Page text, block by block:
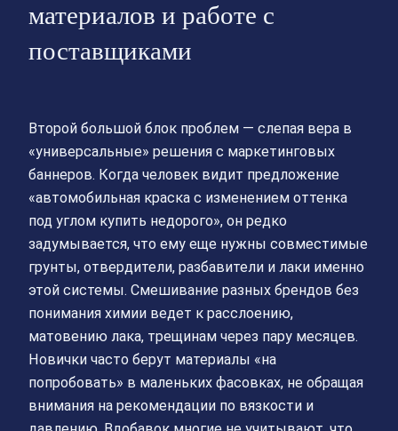
материалов и работе с
поставщиками
Второй большой блок проблем — слепая вера в
«универсальные» решения с маркетинговых
баннеров. Когда человек видит предложение
«автомобильная краска с изменением оттенка
под углом купить недорого», он редко
задумывается, что ему еще нужны совместимые
грунты, отвердители, разбавители и лаки именно
этой системы. Смешивание разных брендов без
понимания химии ведет к расслоению,
матовению лака, трещинам через пару месяцев.
Новички часто берут материалы «на
попробовать» в маленьких фасовках, не обращая
внимания на рекомендации по вязкости и